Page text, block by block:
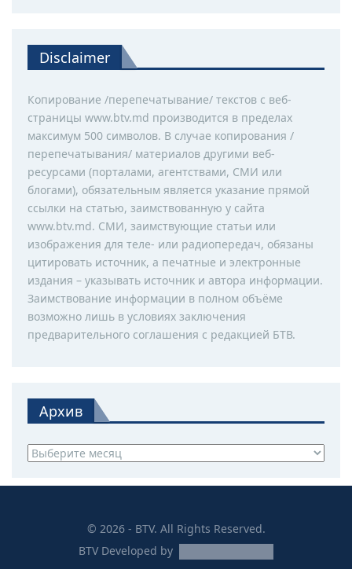
Disclaimer
Копирование /перепечатывание/ текстов с веб-
страницы www.btv.md производится в пределах
максимум 500 символов. В случае копирования /
перепечатывания/ материалов другими веб-
ресурсами (порталами, агентствами, СМИ или
блогами), обязательным является указание прямой
ссылки на статью, заимствованную у сайта
www.btv.md. СМИ, заимствующие статьи или
изображения для теле- или радиопередач, обязаны
цитировать источник, а печатные и электронные
издания – указывать источник и автора информации.
Заимствование информации в полном объёме
возможно лишь в условиях заключения
предварительного соглашения с редакцией БТВ.
Архив
Архив
© 2026 - BTV. All Rights Reserved.
BTVDeveloped by